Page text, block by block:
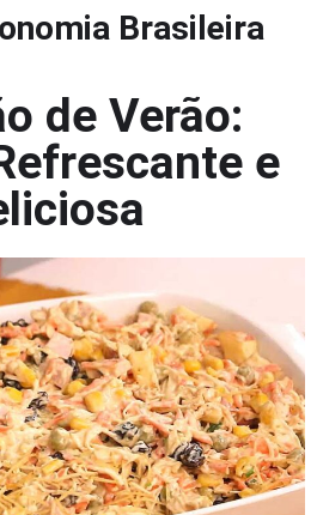
Brasileira
de Verão:
e